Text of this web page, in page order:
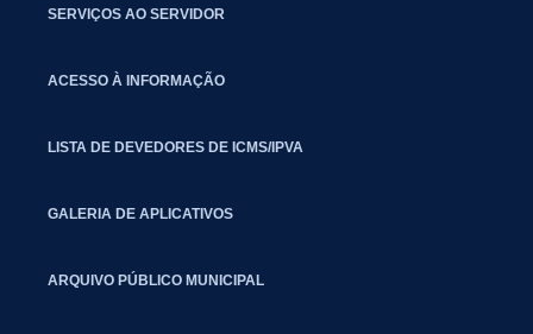
SERVIÇOS AO SERVIDOR
ACESSO À INFORMAÇÃO
LISTA DE DEVEDORES DE ICMS/IPVA
GALERIA DE APLICATIVOS
ARQUIVO PÚBLICO MUNICIPAL